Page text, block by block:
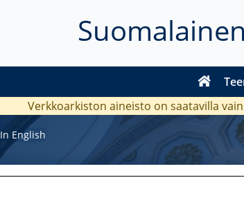
Verkkoarkiston aineisto on saatavilla
In English